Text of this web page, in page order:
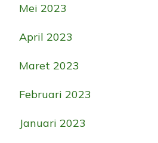
Mei 2023
April 2023
Maret 2023
Februari 2023
Januari 2023